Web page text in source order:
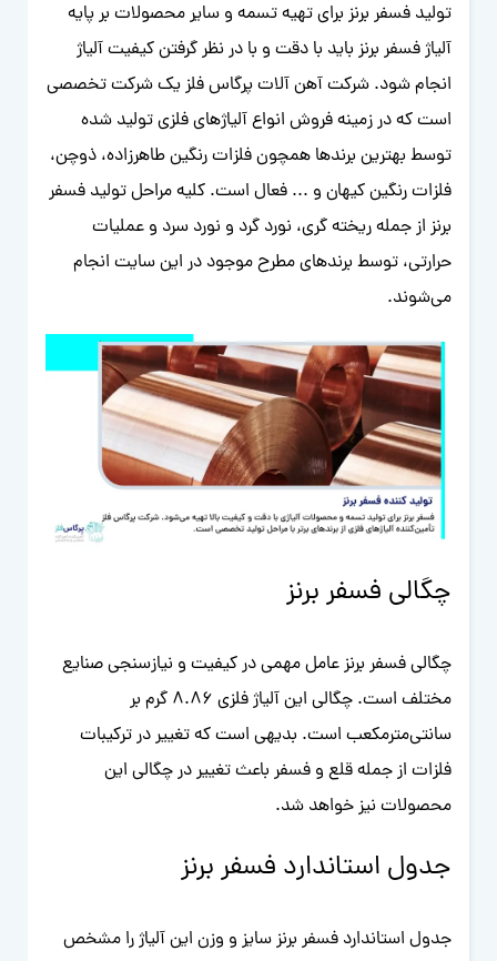
تولید فسفر برنز برای تهیه تسمه و سایر محصولات بر پایه
آلیاژ فسفر برنز باید با دقت و با در نظر گرفتن کیفیت آلیاژ
انجام شود. شرکت آهن آلات پرگاس فلز یک شرکت تخصصی
است که در زمینه فروش انواع آلیاژهای فلزی تولید شده
توسط بهترین برندها همچون فلزات رنگین طاهرزاده، ذوچن،
فلزات رنگین کیهان و ... فعال است. کلیه مراحل تولید فسفر
برنز از جمله ریخته گری، نورد گرد و نورد سرد و عملیات
حرارتی، توسط برندهای مطرح موجود در این سایت انجام
می‌شوند.
چگالی فسفر برنز
چگالی فسفر برنز عامل مهمی در کیفیت و نیازسنجی صنایع
مختلف است. چگالی این آلیاژ فلزی 8.86 گرم بر
سانتی‌مترمکعب است. بدیهی است که تغییر در ترکیبات
فلزات از جمله قلع و فسفر باعث تغییر در چگالی این
محصولات نیز خواهد شد.
جدول استاندارد فسفر برنز
جدول استاندارد فسفر برنز سایز و وزن این آلیاژ را مشخص